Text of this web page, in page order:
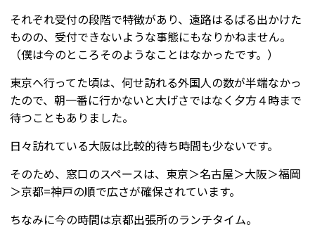
それぞれ受付の段階で特徴があり、遠路はるばる出かけた
ものの、受付できないような事態にもなりかねません。
（僕は今のところそのようなことはなかったです。）
東京へ行ってた頃は、何せ訪れる外国人の数が半端なかっ
たので、朝一番に行かないと大げさではなく夕方４時まで
待つこともありました。
日々訪れている大阪は比較的待ち時間も少ないです。
そのため、窓口のスペースは、東京＞名古屋＞大阪＞福岡
＞京都=神戸の順で広さが確保されています。
ちなみに今の時間は京都出張所のランチタイム。